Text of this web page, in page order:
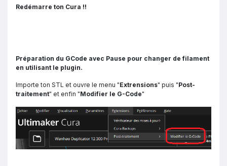
Redémarre ton Cura !!
Préparation du GCode avec Pause pour changer de filament
en utilisant le plugin.
Importe ton STL et ouvre le menu "Extrensions" puis "Post-
traitement" et enfin "Modifier le G-Code"